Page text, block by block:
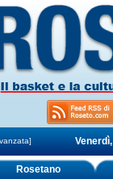
Rosetano